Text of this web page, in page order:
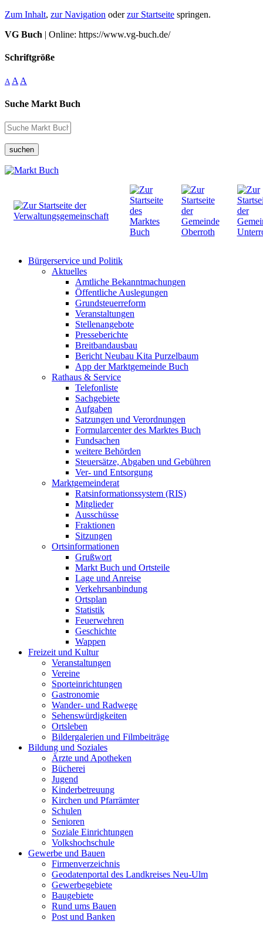
Zum Inhalt, zur Navigation oderzur Startseite springen.
VG Buch | Online: https://www.vg-buch.de/
Schriftgröße
A A A
Suche Markt Buch
suchen
Bürgerservice und Politik
Aktuelles
Amtliche Bekanntmachungen
Öffentliche Auslegungen
Grundsteuerreform
Veranstaltungen
Stellenangebote
Presseberichte
Breitbandausbau
Bericht Neubau Kita Purzelbaum
App der Marktgemeinde Buch
Rathaus & Service
Telefonliste
Sachgebiete
Aufgaben
Satzungen und Verordnungen
Formularcenter des Marktes Buch
Fundsachen
weitere Behörden
Steuersätze, Abgaben und Gebühren
Ver- und Entsorgung
Marktgemeinderat
Ratsinformationssystem (RIS)
Mitglieder
Ausschüsse
Fraktionen
Sitzungen
Ortsinformationen
Grußwort
Markt Buch und Ortsteile
Lage und Anreise
Verkehrsanbindung
Ortsplan
Statistik
Feuerwehren
Geschichte
Wappen
Freizeit und Kultur
Veranstaltungen
Vereine
Sporteinrichtungen
Gastronomie
Wander- und Radwege
Sehenswürdigkeiten
Ortsleben
Bildergalerien und Filmbeiträge
Bildung und Soziales
Ärzte und Apotheken
Bücherei
Jugend
Kinderbetreuung
Kirchen und Pfarrämter
Schulen
Senioren
Soziale Einrichtungen
Volkshochschule
Gewerbe und Bauen
Firmenverzeichnis
Geodatenportal des Landkreises Neu-Ulm
Gewerbegebiete
Baugebiete
Rund ums Bauen
Post und Banken